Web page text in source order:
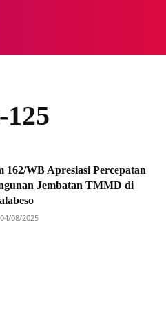
162/WB Apresiasi Percepatan
Jembatan TMMD di
04/08/2025